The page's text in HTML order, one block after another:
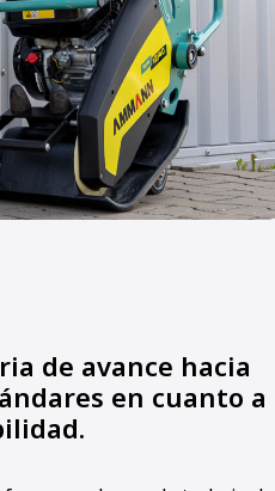
de avance hacia
en cuanto a